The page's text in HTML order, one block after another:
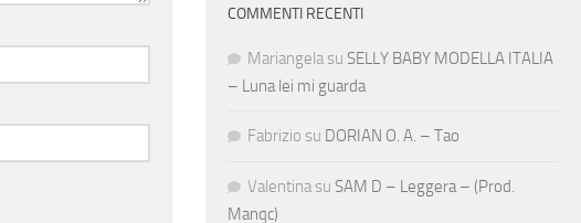
COMMENTI RECENTI
Mariangela su SELLY BABY MODELLA ITALIA
– Luna lei mi guarda
Fabrizio su DORIAN O. A. – Tao
Valentina su SAM D – Leggera – (Prod.
Manqc)